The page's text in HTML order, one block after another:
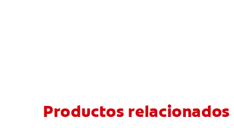
Productos relacionados